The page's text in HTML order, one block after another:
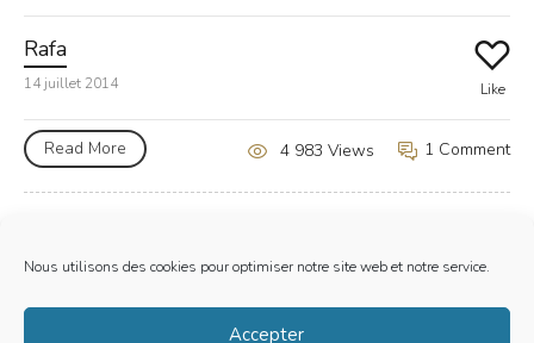
Nous utilisons des cookies pour optimiser notre site web et notre service.
Accepter
Rafa
14 juillet 2014 Like
Read More 1 Comment
4 983 Views
Mentions Legales